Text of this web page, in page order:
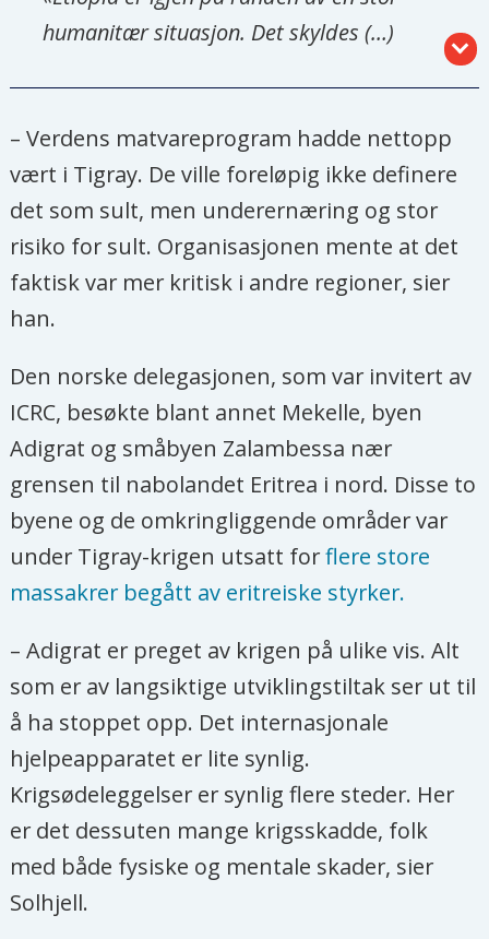
humanitær situasjon. Det skyldes (…)
håndtere utfordringene. Disse krisene er
først og fremst drevet av et sammenfall
mellom fire hovedfaktorer: klimakriser
(flom og tørke), væpnede konflikter,
sykdommer og økonomiske sjokk. At disse
sjokkene kommer samtidig presser flere
matusikkerhet, underernæring,
sykdomsutbrudd og økte utfordringer
med beskyttelse – midt i en situasjon med
økende globale priser på basisråvarer,
inflasjon og kontinuerlig devaluering av
den lokale valutaen.»
situasjonsrapport fra 10. januar i år.
– Verdens matvareprogram hadde nettopp
vært i Tigray. De ville foreløpig ikke definere
det som sult, men underernæring og stor
risiko for sult. Organisasjonen mente at det
faktisk var mer kritisk i andre regioner, sier
han.
Den norske delegasjonen, som var invitert av
ICRC, besøkte blant annet Mekelle, byen
Adigrat og småbyen Zalambessa nær
grensen til nabolandet Eritrea i nord. Disse to
byene og de omkringliggende områder var
under Tigray-krigen utsatt forflere store
massakrer begått av eritreiske styrker.
– Adigrat er preget av krigen på ulike vis. Alt
som er av langsiktige utviklingstiltak ser ut til
å ha stoppet opp. Det internasjonale
hjelpeapparatet er lite synlig.
Krigsødeleggelser er synlig flere steder. Her
er det dessuten mange krigsskadde, folk
med både fysiske og mentale skader, sier
Solhjell.